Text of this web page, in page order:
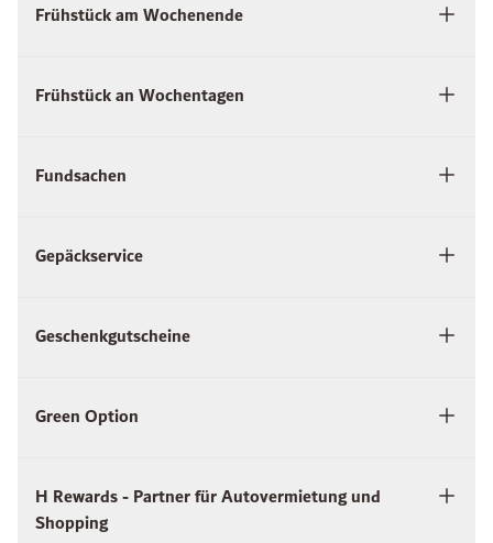
Frühstück am Wochenende
Frühstück an Wochentagen
Fundsachen
Gepäckservice
Geschenkgutscheine
Green Option
H Rewards - Partner für Autovermietung und
Shopping